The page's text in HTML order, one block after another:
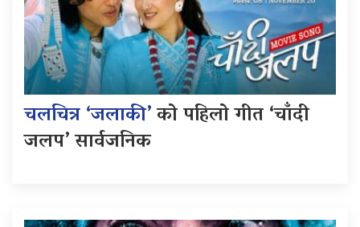
चलचित्र ‘जलाकी’को पहिलो गीत ‘चाँदी
जलप’ सार्वजनिक